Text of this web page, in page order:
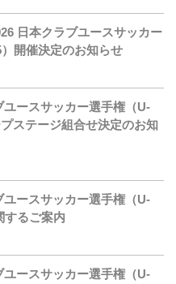
日本クラブユースサッカー
開催決定のお知らせ
ユースサッカー選手権（U-
ステージ組合せ決定のお知
ユースサッカー選手権（U-
るご案内
ユースサッカー選手権（U-